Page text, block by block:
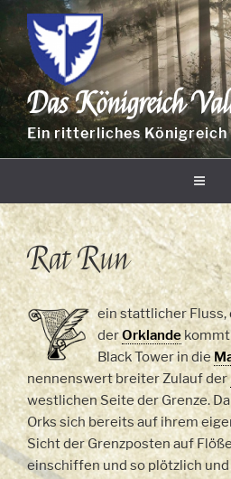
Zum
Inhalt
springen
Das Königreich
Ein ritterliches
Rat Run
ein stattlicher Fluss,
derOrklande
Black Tower in die
nennenswert breiter Zulauf der
westlichen Seite der Grenze.
Orks sich bereits auf ihrem
Sicht der Grenzposten auf
einschiffen und so plötzlich